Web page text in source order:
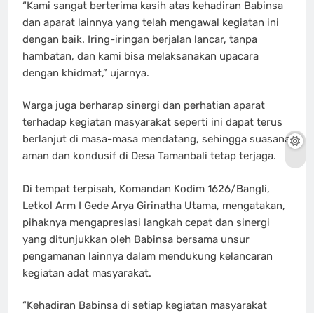
“Kami sangat berterima kasih atas kehadiran Babinsa
dan aparat lainnya yang telah mengawal kegiatan ini
dengan baik. Iring-iringan berjalan lancar, tanpa
hambatan, dan kami bisa melaksanakan upacara
dengan khidmat,” ujarnya.
Warga juga berharap sinergi dan perhatian aparat
terhadap kegiatan masyarakat seperti ini dapat terus
berlanjut di masa-masa mendatang, sehingga suasana
aman dan kondusif di Desa Tamanbali tetap terjaga.
Di tempat terpisah, Komandan Kodim 1626/Bangli,
Letkol Arm I Gede Arya Girinatha Utama, mengatakan,
pihaknya mengapresiasi langkah cepat dan sinergi
yang ditunjukkan oleh Babinsa bersama unsur
pengamanan lainnya dalam mendukung kelancaran
kegiatan adat masyarakat.
“Kehadiran Babinsa di setiap kegiatan masyarakat